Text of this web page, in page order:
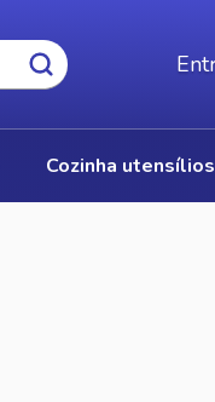
cozinha utensílios